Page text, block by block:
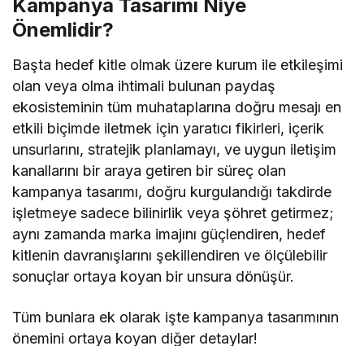
Kampanya Tasarımı Niye
Önemlidir?
Başta hedef kitle olmak üzere kurum ile etkileşimi
olan veya olma ihtimali bulunan paydaş
ekosisteminin tüm muhataplarına doğru mesajı en
etkili biçimde iletmek için yaratıcı fikirleri, içerik
unsurlarını, stratejik planlamayı, ve uygun iletişim
kanallarını bir araya getiren bir süreç olan
kampanya tasarımı, doğru kurgulandığı takdirde
işletmeye sadece bilinirlik veya şöhret getirmez;
aynı zamanda marka imajını güçlendiren, hedef
kitlenin davranışlarını şekillendiren ve ölçülebilir
sonuçlar ortaya koyan bir unsura dönüşür.
Tüm bunlara ek olarak işte kampanya tasarımının
önemini ortaya koyan diğer detaylar!